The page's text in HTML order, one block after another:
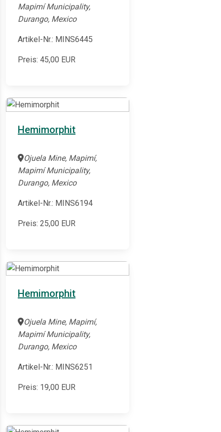
Mapimí Municipality,
Durango, Mexico
Artikel-Nr.: MINS6445
Preis: 45,00 EUR
Hemimorphit
Ojuela Mine, Mapimí,
Mapimí Municipality,
Durango, Mexico
Artikel-Nr.: MINS6194
Preis: 25,00 EUR
Hemimorphit
Ojuela Mine, Mapimí,
Mapimí Municipality,
Durango, Mexico
Artikel-Nr.: MINS6251
Preis: 19,00 EUR